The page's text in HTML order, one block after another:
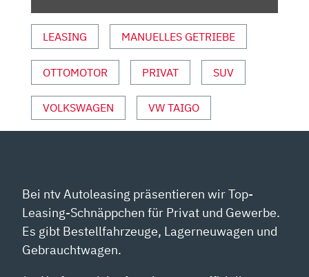
UND
SPORT“
YOUTUBE
ANZEIGEN
LEASING MANUELLES GETRIEBE
OTTOMOTOR PRIVAT SUV
VOLKSWAGEN VW TAIGO
Bei ntv Autoleasing präsentieren wir Top-
Leasing-Schnäppchen für Privat und Gewerbe.
Es gibt Bestellfahrzeuge, Lagerneuwagen und
Gebrauchtwagen.